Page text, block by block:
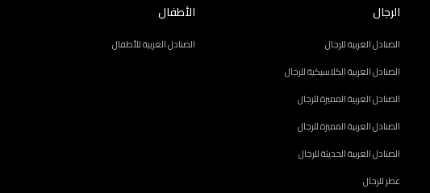
الرجال
الصنادل العربية للرجال
الصنادل العربية الكلاسيكية للرجال
الصنادل العربية المميزة للرجال
الصنادل العربية المميزة للرجال
الصنادل العربية الحديثة للرجال
عطر للرجال
الأطفال
الصنادل العربية للأطفال